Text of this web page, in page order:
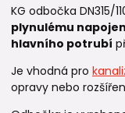
KG odbočka DN315/
plynulému
hlavního potrubí
Je vhodná pro
opravy nebo